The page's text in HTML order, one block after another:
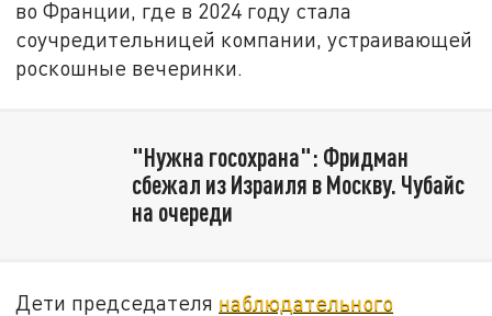
во Франции, где в 2024 году стала
соучредительницей компании, устраивающей
роскошные вечеринки.
"Нужна госохрана": Фридман
сбежал из Израиля в Москву. Чубайс
на очереди
Дети председателя наблюдательного